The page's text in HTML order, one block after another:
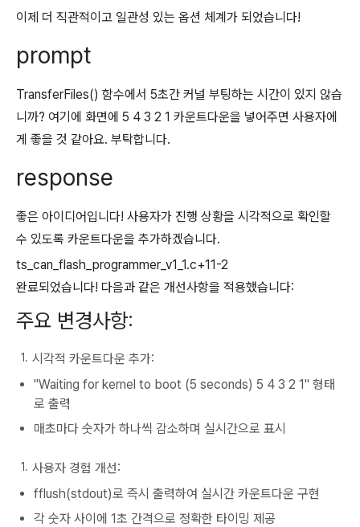
이제 더 직관적이고 일관성 있는 옵션 체계가 되었습니다!
prompt
TransferFiles() 함수에서 5초간 커널 부팅하는 시간이 있지 않습
니까? 여기에 화면에 5 4 3 2 1 카운트다운을 넣어주면 사용자에
게 좋을 것 같아요. 부탁합니다.
response
좋은 아이디어입니다! 사용자가 진행 상황을 시각적으로 확인할
수 있도록 카운트다운을 추가하겠습니다.
ts_can_flash_programmer_v1_1.c+11-2
완료되었습니다! 다음과 같은 개선사항을 적용했습니다:
주요 변경사항:
시각적 카운트다운 추가:
"Waiting for kernel to boot (5 seconds) 5 4 3 2 1" 형태
로 출력
매초마다 숫자가 하나씩 감소하며 실시간으로 표시
사용자 경험 개선:
fflush(stdout)로 즉시 출력하여 실시간 카운트다운 구현
각 숫자 사이에 1초 간격으로 정확한 타이밍 제공